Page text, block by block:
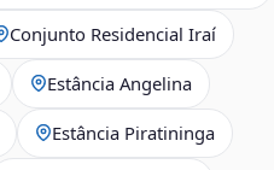
Conjunto Residencial Iraí
Estância Angelina
Estância Piratininga